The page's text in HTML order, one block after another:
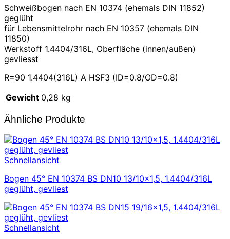
Schweißbogen nach EN 10374 (ehemals DIN 11852)
geglüht
für Lebensmittelrohr nach EN 10357 (ehemals DIN
11850)
Werkstoff 1.4404/316L, Oberfläche (innen/außen)
gevliesst
R=90 1.4404(316L) A HSF3 (ID=0.8/OD=0.8)
Gewicht 0,28 kg
Ähnliche Produkte
Schnellansicht
Bogen 45° EN 10374 BS DN10 13/10×1,5, 1.4404/316L
geglüht, gevliest
Schnellansicht